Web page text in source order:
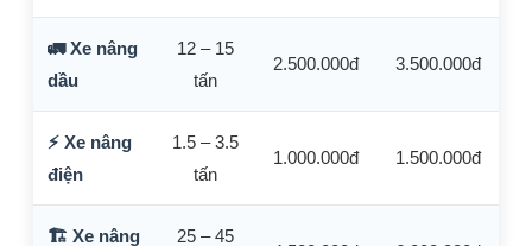
🚛 Xe nâng
dầu
12 – 15
tấn
2.500.000đ 3.500.000đ
⚡ Xe nâng
điện
1.5 – 3.5
tấn
1.000.000đ 1.500.000đ
🏗️ Xe nâng
25 – 45